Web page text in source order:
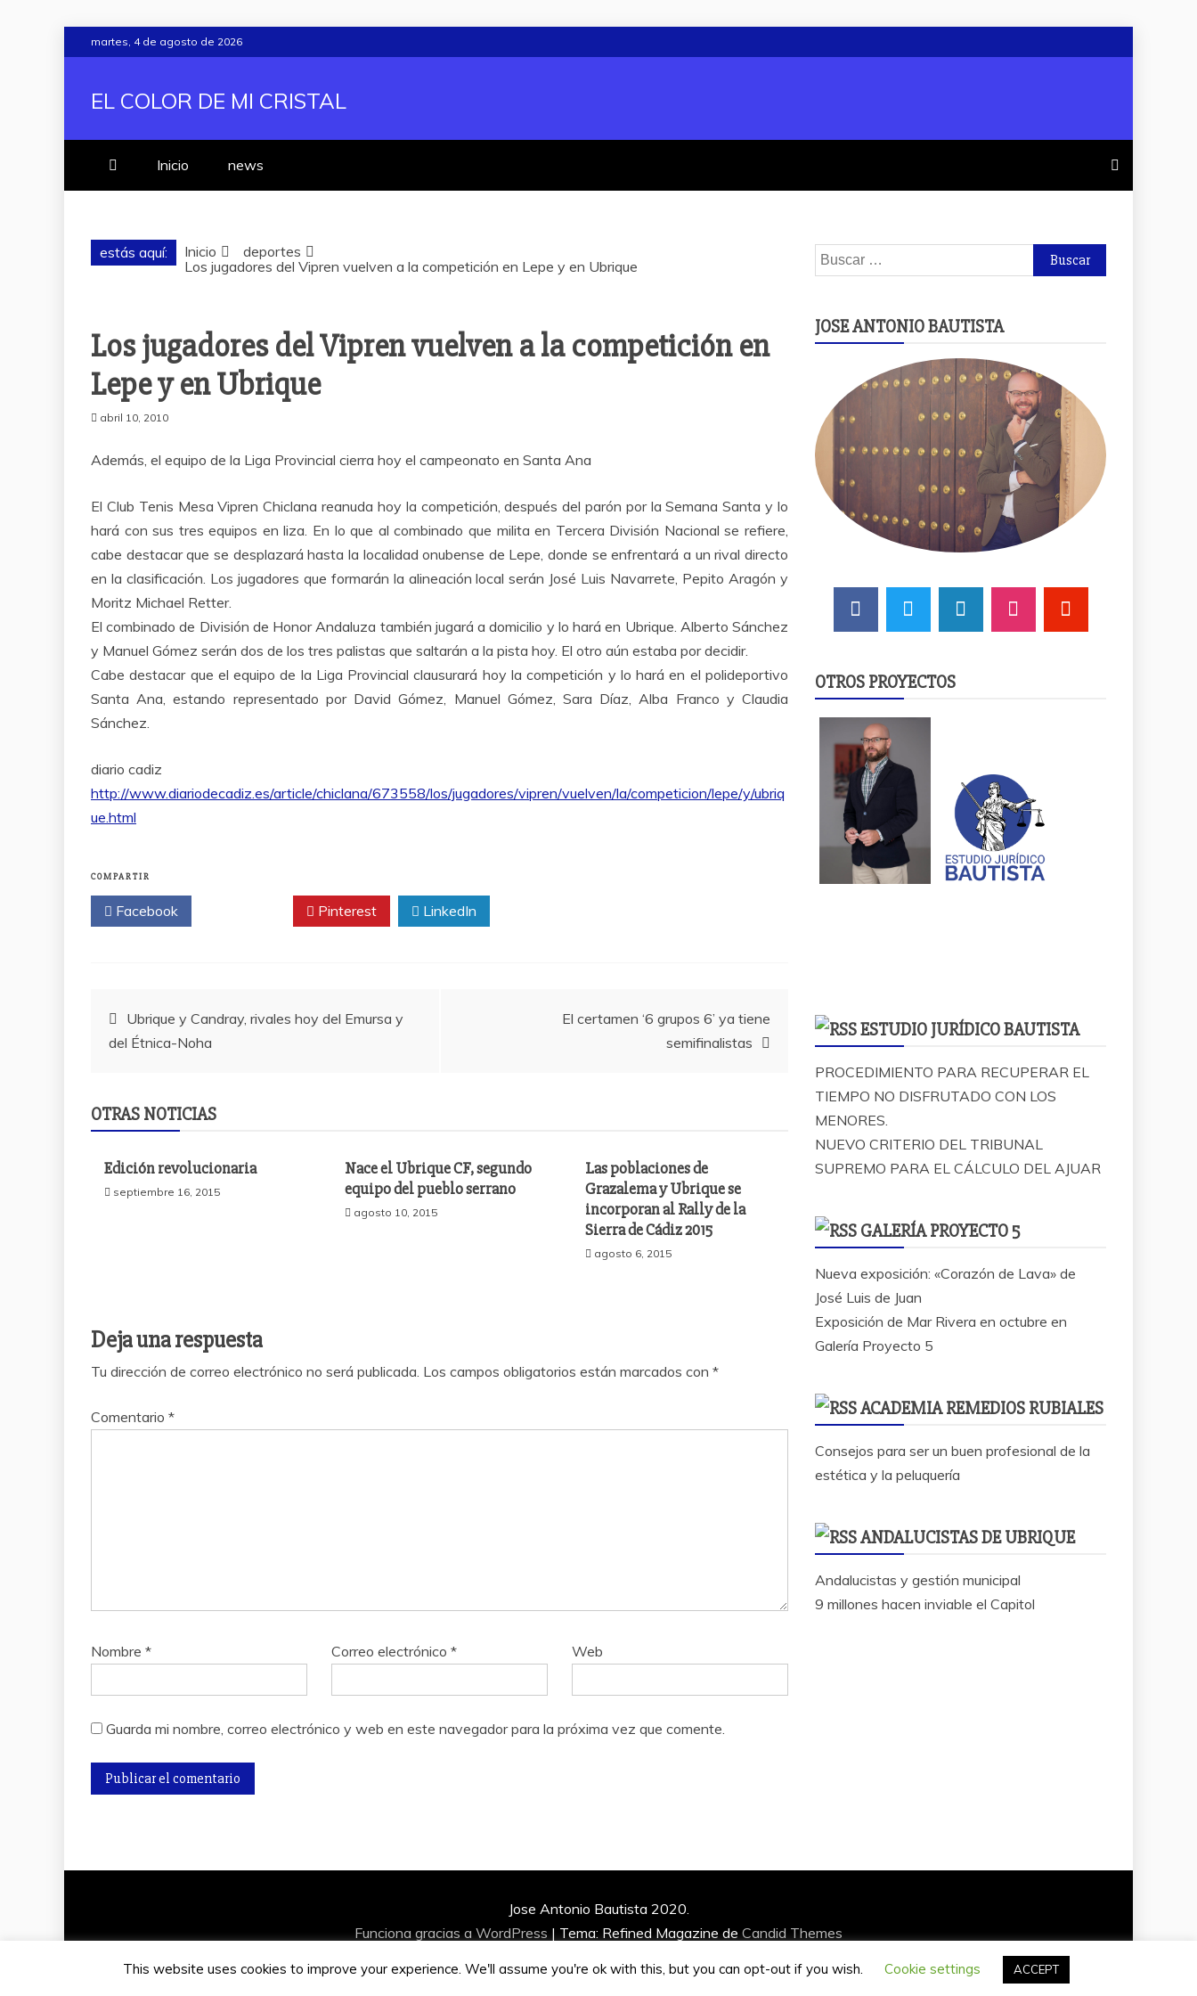
Saltar
al
martes, 4 de agosto de 2026
EL COLOR DE MI CRISTAL
Inicio news
estás aquí: Inicio
deportes
Los jugadores del Vipren vuelven a la competición en Lepe y en Ubrique
Los jugadores del Vipren vuelven a la competición en
Lepe y en Ubrique
abril 10, 2010
Además, el equipo de la Liga Provincial cierra hoy el campeonato en Santa Ana
El Club Tenis Mesa Vipren Chiclana reanuda hoy la competición, después del parón por la Semana Santa y lo
hará con sus tres equipos en liza. En lo que al combinado que milita en Tercera División Nacional se refiere,
cabe destacar que se desplazará hasta la localidad onubense de Lepe, donde se enfrentará a un rival directo
en la clasificación. Los jugadores que formarán la alineación local serán José Luis Navarrete, Pepito Aragón y
Moritz Michael Retter.
El combinado de División de Honor Andaluza también jugará a domicilio y lo hará en Ubrique. Alberto Sánchez
y Manuel Gómez serán dos de los tres palistas que saltarán a la pista hoy. El otro aún estaba por decidir.
Cabe destacar que el equipo de la Liga Provincial clausurará hoy la competición y lo hará en el polideportivo
Santa Ana, estando representado por David Gómez, Manuel Gómez, Sara Díaz, Alba Franco y Claudia
Sánchez.
diario cadiz
http://www.diariodecadiz.es/article/chiclana/673558/los/jugadores/vipren/vuelven/la/competicion/lepe/y/ubriq
ue.html
COMPARTIR
Facebook Pinterest LinkedIn
Navegación
de
entradas
Ubrique y Candray, rivales hoy del Emursa y
del Étnica-Noha
El certamen ‘6 grupos 6’ ya tiene
semifinalistas
OTRAS NOTICIAS
Edición revolucionaria
septiembre 16, 2015
Nace el Ubrique CF, segundo
equipo del pueblo serrano
agosto 10, 2015
Las poblaciones de
Grazalema y Ubrique se
incorporan al Rally de la
Sierra de Cádiz 2015
agosto 6, 2015
Deja una respuesta
Tu dirección de correo electrónico no será publicada. Los campos obligatorios están marcados con *
Comentario *
Nombre * Correo electrónico* Web
Guarda mi nombre, correo electrónico y web en este navegador para la próxima vez que comente.
Buscar:
JOSE ANTONIO BAUTISTA
OTROS PROYECTOS
ESTUDIO JURÍDICO BAUTISTA
PROCEDIMIENTO PARA RECUPERAR EL
TIEMPO NO DISFRUTADO CON LOS
MENORES.
NUEVO CRITERIO DEL TRIBUNAL
SUPREMO PARA EL CÁLCULO DEL AJUAR
GALERÍA PROYECTO 5
Nueva exposición: «Corazón de Lava» de
José Luis de Juan
Exposición de Mar Rivera en octubre en
Galería Proyecto 5
ACADEMIA REMEDIOS RUBIALES
Consejos para ser un buen profesional de la
estética y la peluquería
ANDALUCISTAS DE UBRIQUE
Andalucistas y gestión municipal
9 millones hacen inviable el Capitol
Jose Antonio Bautista 2020.
Funciona gracias a WordPress | Tema: Refined Magazine de Candid Themes
This website uses cookies to improve your experience. We'll assume you're ok with this, but you can opt-out if you wish. Cookie settings ACCEPT